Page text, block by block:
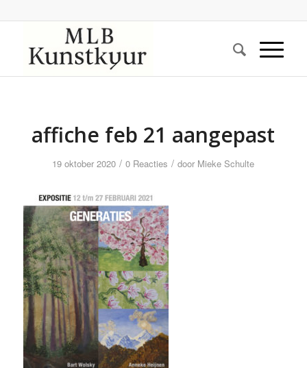
affiche feb 21 aangepast
19 oktober 2020 / 0 Reacties / door Mieke Schulte